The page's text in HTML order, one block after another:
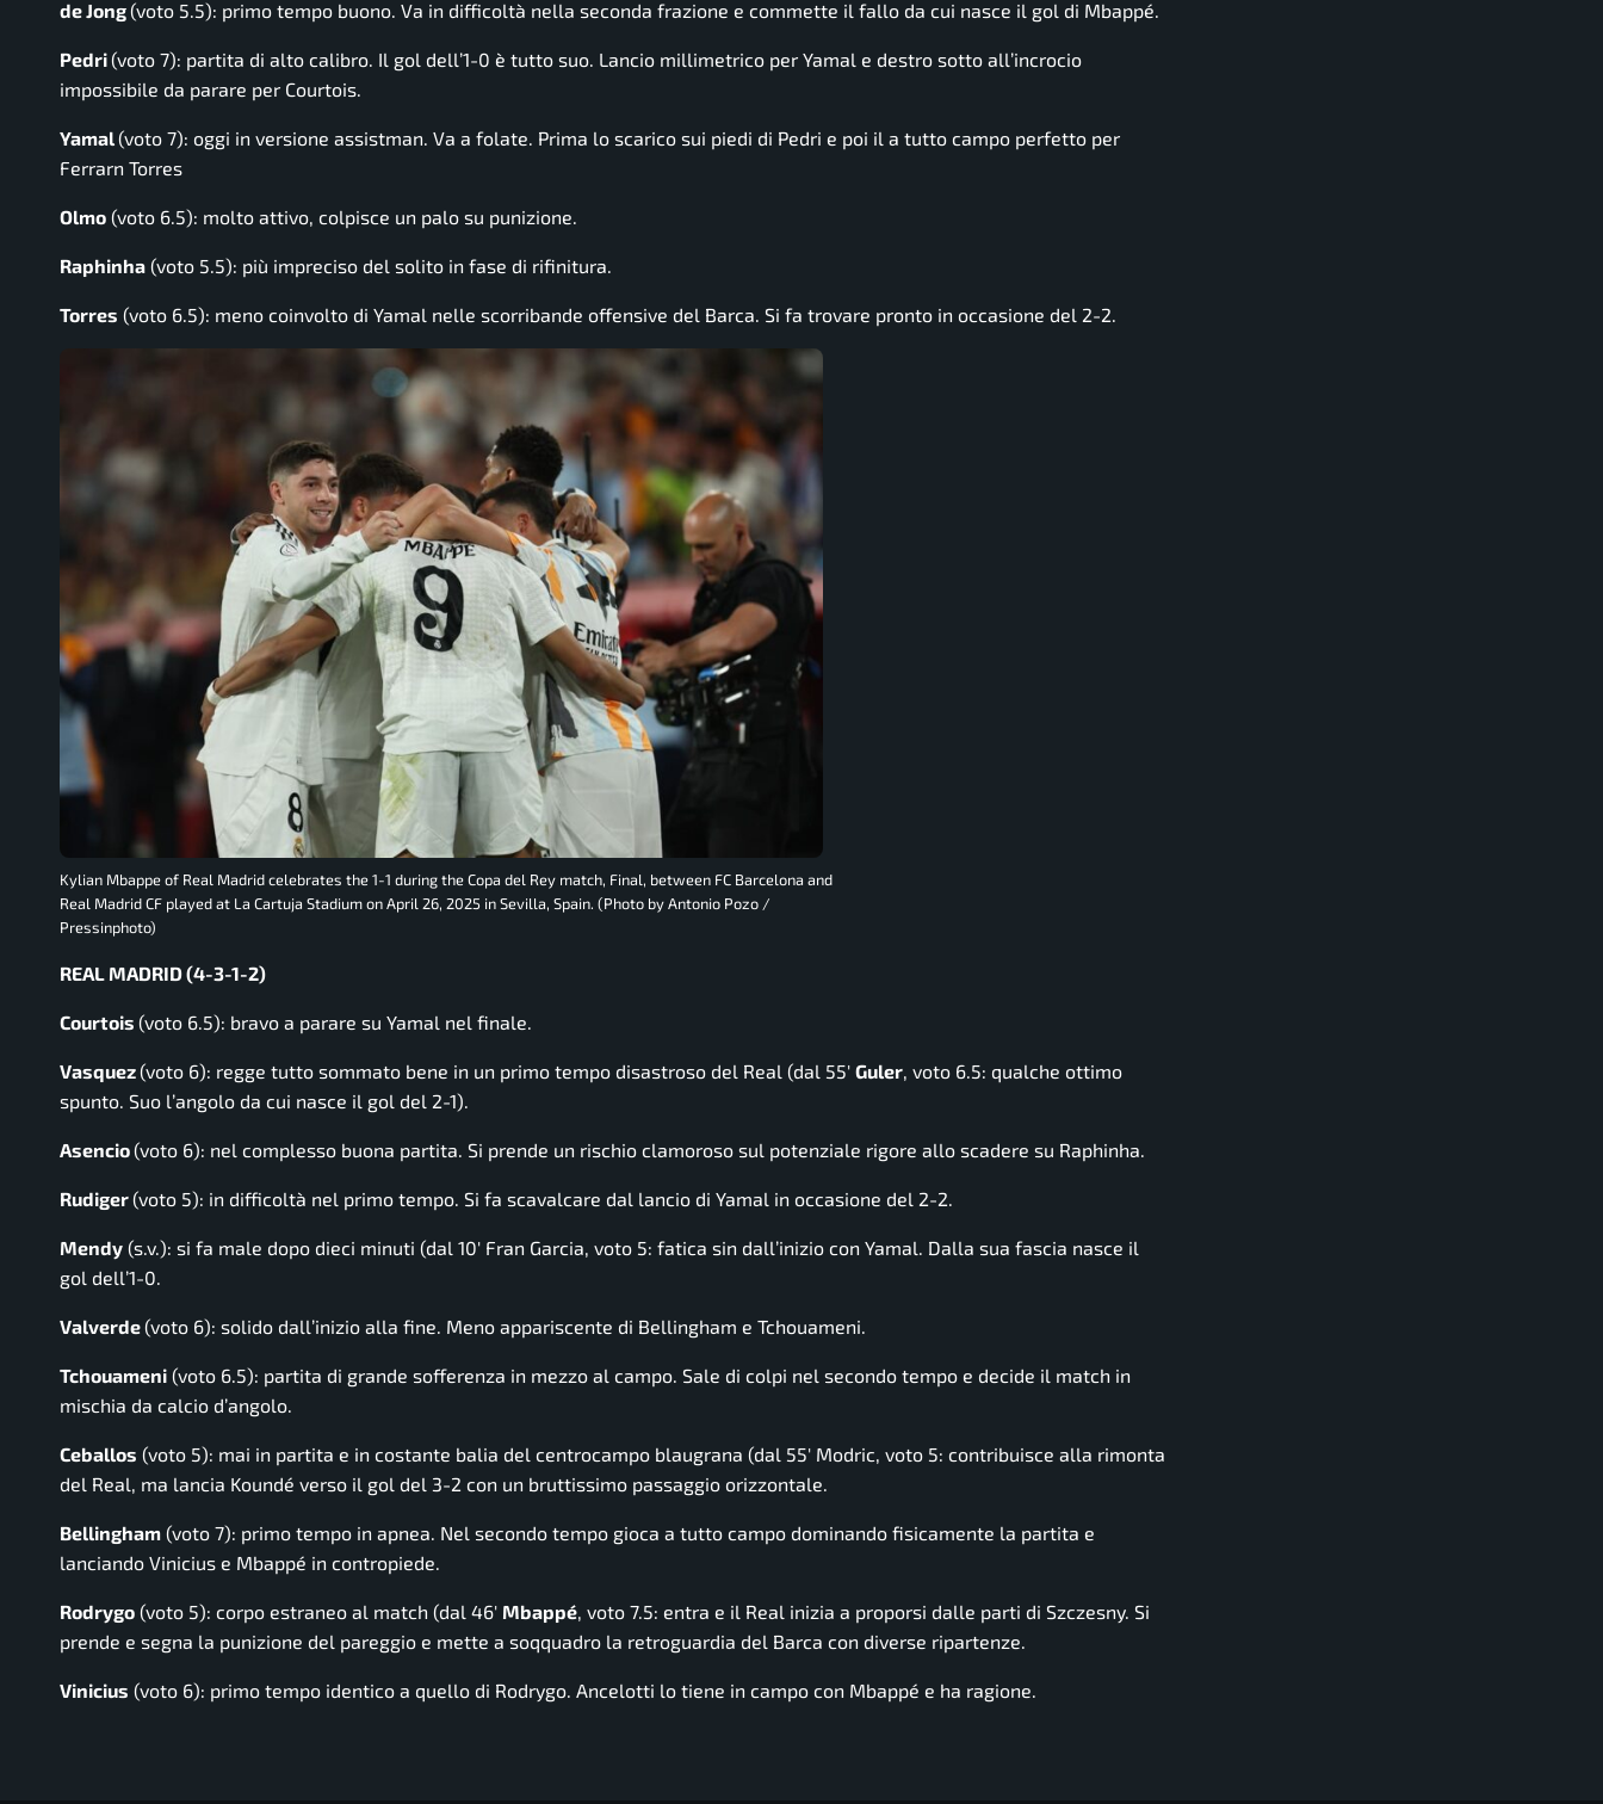
de Jong(voto 5.5): primo tempo buono. Va in difficoltà nella seconda frazione e commette il fallo da cui nasce il gol di Mbappé.
Pedri(voto 7): partita di alto calibro. Il gol dell’1-0 è tutto suo. Lancio millimetrico per Yamal e destro sotto all’incrocio
impossibile da parare per Courtois.
Yamal(voto 7): oggi in versione assistman. Va a folate. Prima lo scarico sui piedi di Pedri e poi il a tutto campo perfetto per
Ferrarn Torres
Olmo (voto 6.5): molto attivo, colpisce un palo su punizione.
Raphinha (voto 5.5): più impreciso del solito in fase di rifinitura.
Torres (voto 6.5): meno coinvolto di Yamal nelle scorribande offensive del Barca. Si fa trovare pronto in occasione del 2-2.
Kylian Mbappe of Real Madrid celebrates the 1-1 during the Copa del Rey match, Final, between FC Barcelona and
Real Madrid CF played at La Cartuja Stadium on April 26, 2025 in Sevilla, Spain. (Photo by Antonio Pozo /
Pressinphoto)
REAL MADRID (4-3-1-2)
Courtois (voto 6.5): bravo a parare su Yamal nel finale.
Vasquez(voto 6): regge tutto sommato bene in un primo tempo disastroso del Real (dal 55′ Guler, voto 6.5: qualche ottimo
spunto. Suo l’angolo da cui nasce il gol del 2-1).
Asencio(voto 6): nel complesso buona partita. Si prende un rischio clamoroso sul potenziale rigore allo scadere su Raphinha.
Rudiger(voto 5): in difficoltà nel primo tempo. Si fa scavalcare dal lancio di Yamal in occasione del 2-2.
Mendy (s.v.): si fa male dopo dieci minuti (dal 10′ Fran Garcia, voto 5: fatica sin dall’inizio con Yamal. Dalla sua fascia nasce il
gol dell’1-0.
Valverde(voto 6): solido dall’inizio alla fine. Meno appariscente di Bellingham e Tchouameni.
Tchouameni (voto 6.5): partita di grande sofferenza in mezzo al campo. Sale di colpi nel secondo tempo e decide il match in
mischia da calcio d’angolo.
Ceballos (voto 5): mai in partita e in costante balia del centrocampo blaugrana (dal 55′ Modric, voto 5: contribuisce alla rimonta
del Real, ma lancia Koundé verso il gol del 3-2 con un bruttissimo passaggio orizzontale.
Bellingham (voto 7): primo tempo in apnea. Nel secondo tempo gioca a tutto campo dominando fisicamente la partita e
lanciando Vinicius e Mbappé in contropiede.
Rodrygo (voto 5): corpo estraneo al match (dal 46′ Mbappé, voto 7.5: entra e il Real inizia a proporsi dalle parti di Szczesny. Si
prende e segna la punizione del pareggio e mette a soqquadro la retroguardia del Barca con diverse ripartenze.
Vinicius (voto 6): primo tempo identico a quello di Rodrygo. Ancelotti lo tiene in campo con Mbappé e ha ragione.